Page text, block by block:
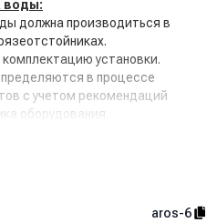
воды:
должна производиться в
установки.
в процессе
с учетом рекомендаций
оборудования.
помещении.
шкафы должны быть
водяных брызг.
aros-6